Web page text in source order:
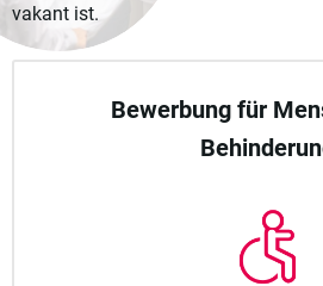
vakant ist.
Bewerbung für